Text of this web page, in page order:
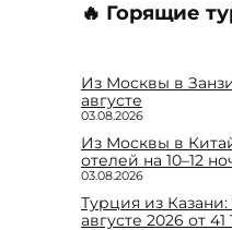
🔥 Горящие
Из Москвы в
августе
03.08.2026
Из Москвы в
отелей на 10–12
03.08.2026
Турция из
августе 2026 от